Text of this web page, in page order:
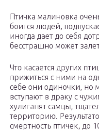
Птичка малиновка
боится людей,
иногда дает до себя
бесстрашно может
Что касается других
прижиться с ними на
себе они одиночки, но
вступают в драку с
хулиганят самцы,
территорию.
смертность птичек, до